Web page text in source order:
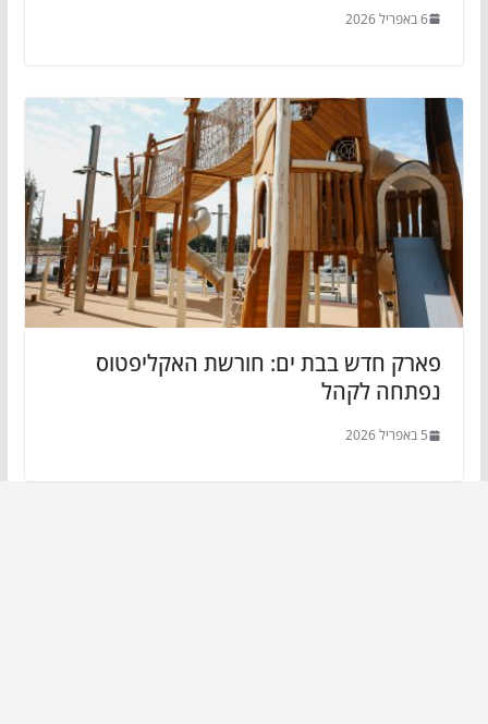
6 באפריל 2026
פארק חדש בבת ים: חורשת האקליפטוס
נפתחה לקהל
5 באפריל 2026